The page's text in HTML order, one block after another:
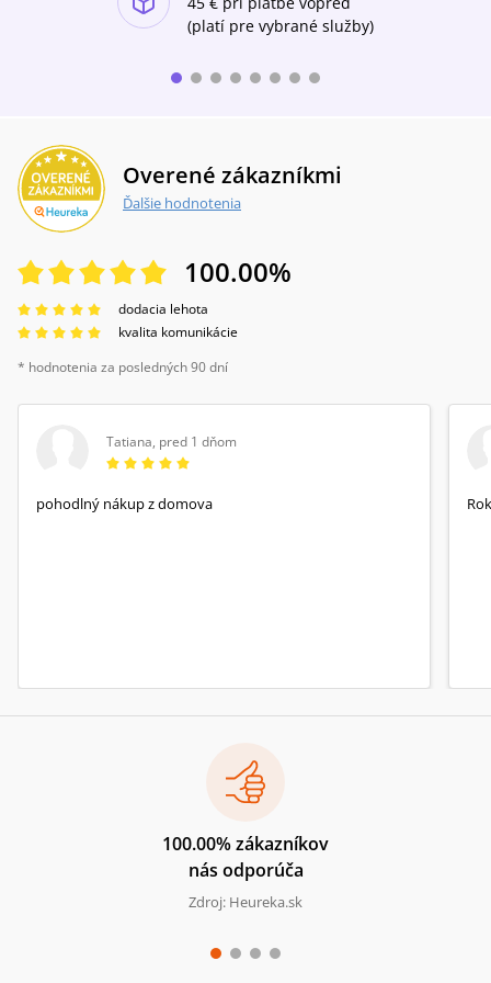
Sherlock Holmes – série příběhů s Sherlockem
(platí pre vybrané služby)
Overené zákazníkmi
Ďalšie hodnotenia
100.00%
dodacia lehota
kvalita komunikácie
* hodnotenia za posledných 90 dní
Tatiana, pred 1 dňom
pohodlný nákup z domova
100.00% zákazníkov
nás odporúča
Zdroj: Heureka.sk